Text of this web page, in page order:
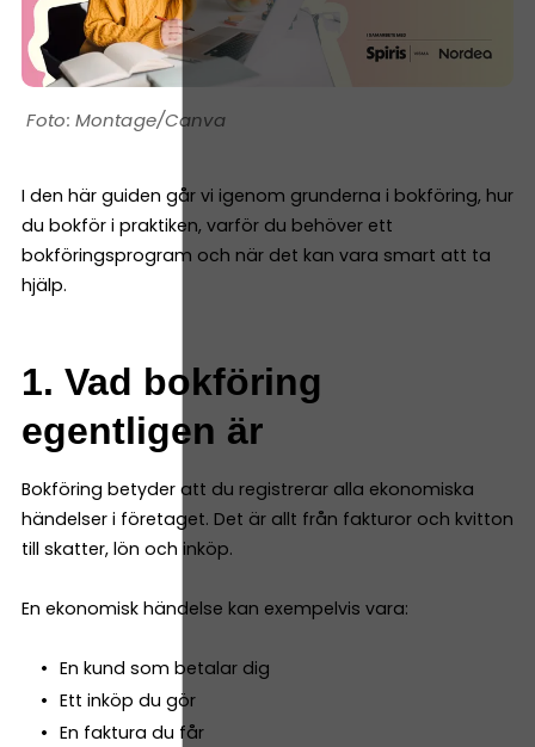
Montage/Canva
I den här guiden går vi igenom grunderna i bokföring, hur
du bokför i praktiken, varför du behöver ett
bokföringsprogram och när det kan vara smart att ta
hjälp.
1. Vad bokföring
egentligen är
Bokföring betyder att du registrerar alla ekonomiska
händelser i företaget. Det är allt från fakturor och kvitton
till skatter, lön och inköp.
En ekonomisk händelse kan exempelvis vara:
En kund som betalar dig
Ett inköp du gör
En faktura du får